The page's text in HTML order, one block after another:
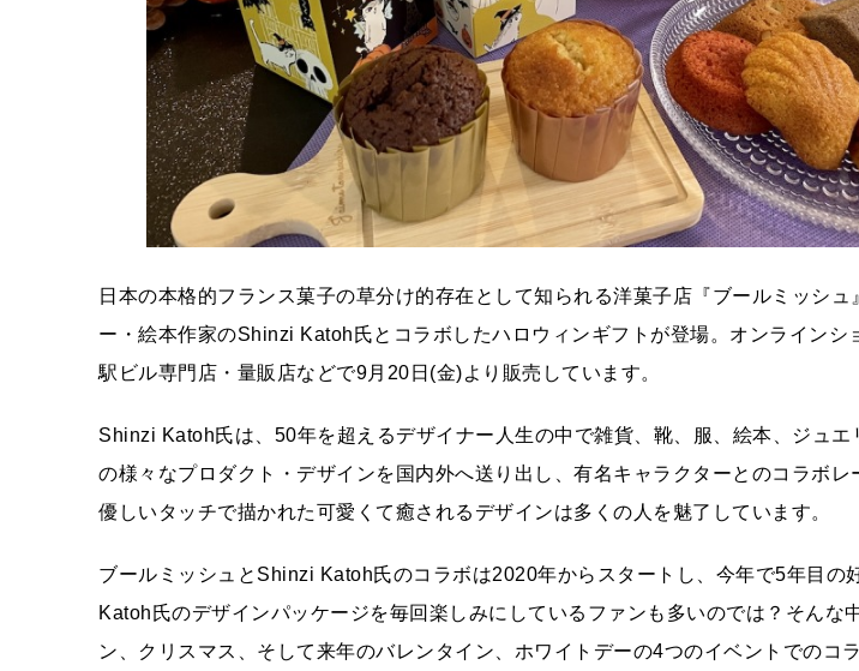
日本の本格的フランス菓子の草分け的存在として知られる洋菓子店『ブールミッシュ
ー・絵本作家のShinzi Katoh氏とコラボしたハロウィンギフトが登場。オンラインシ
駅ビル専門店・量販店などで9月20日(金)より販売しています。
Shinzi Katoh氏は、50年を超えるデザイナー人生の中で雑貨、靴、服、絵本、ジュエ
の様々なプロダクト・デザインを国内外へ送り出し、有名キャラクターとのコラボレ
優しいタッチで描かれた可愛くて癒されるデザインは多くの人を魅了しています。
ブールミッシュとShinzi Katoh氏のコラボは2020年からスタートし、今年で5年目の
Katoh氏のデザインパッケージを毎回楽しみにしているファンも多いのでは？そんな
ン、クリスマス、そして来年のバレンタイン、ホワイトデーの4つのイベントでのコ